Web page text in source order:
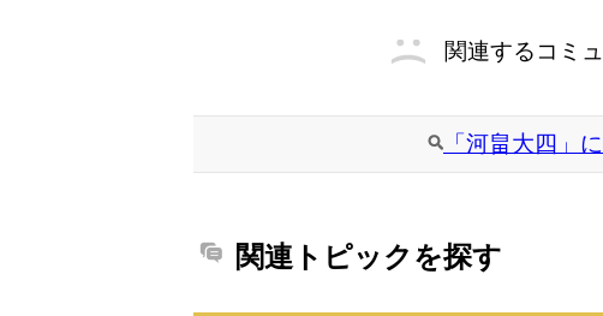
関連するコミ
「河畠大四」
関連トピックを探す